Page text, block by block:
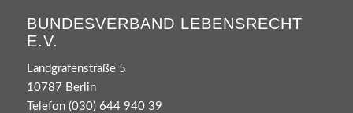
BUNDESVERBAND LEBENSRECHT
E.V.
Landgrafenstraße 5
10787 Berlin
Telefon (030) 644 940 39